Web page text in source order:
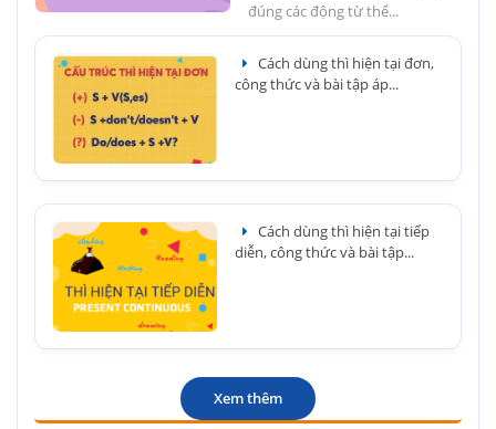
đúng các động từ thể...
Cách dùng thì hiện tại đơn,
công thức và bài tập áp...
Cách dùng thì hiện tại tiếp
diễn, công thức và bài tập...
Xem thêm